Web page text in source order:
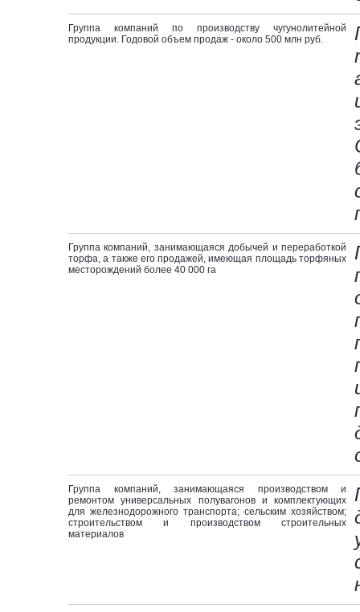
Группа компаний по производству чугунолитейной
продукции. Годовой объем продаж - около 500 млн руб.
Группа компаний, занимающаяся добычей и переработкой
торфа, а также его продажей, имеющая площадь торфяных
месторождений более 40 000 га
Группа компаний, занимающаяся производством и
ремонтом универсальных полувагонов и комплектующих
для железнодорожного транспорта; сельским хозяйством;
строительством и производством строительных
материалов